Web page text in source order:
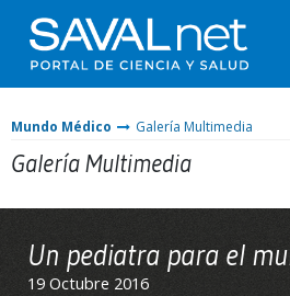
Mundo Médico Galería Multimedia
Galería Multimedia
Un pediatra para el
19 Octubre 2016